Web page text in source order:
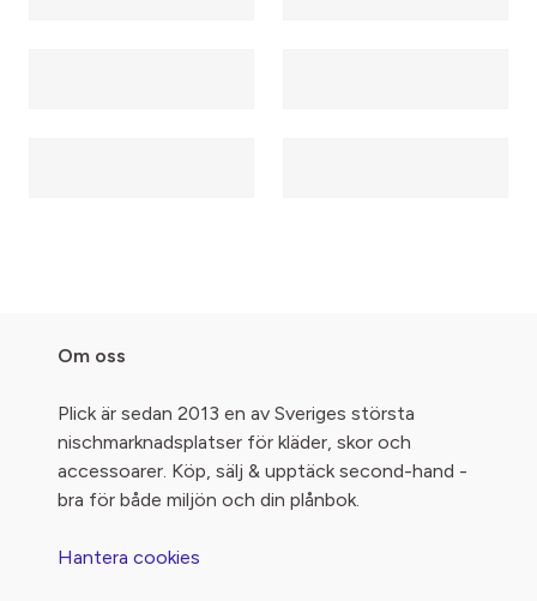
Om oss
Plick är sedan 2013 en av Sveriges största
nischmarknadsplatser för kläder, skor och
accessoarer. Köp, sälj & upptäck second-hand -
bra för både miljön och din plånbok.
Hantera cookies